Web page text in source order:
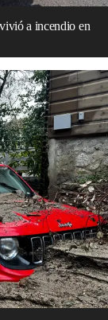
a incendio en